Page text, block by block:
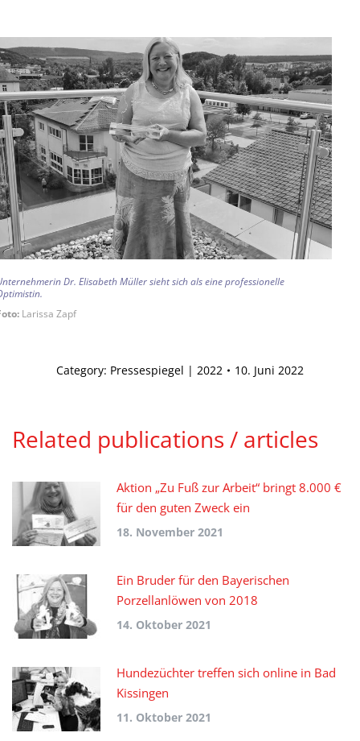
Dr. Elisabeth Müller sieht sich als eine professionelle
Larissa Zapf
Category: Pressespiegel | 2022 10. Juni 2022
Related publications / articles
Aktion „Zu Fuß zur Arbeit“ bringt 8.000 €
für den guten Zweck ein
18. November 2021
Ein Bruder für den Bayerischen
Porzellanlöwen von 2018
14. Oktober 2021
Hundezüchter treffen sich online in Bad
Kissingen
11. Oktober 2021